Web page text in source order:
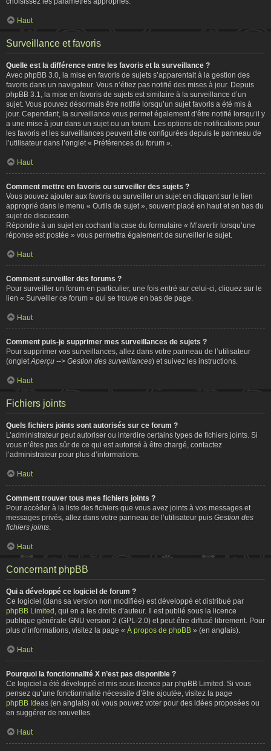
Haut
Surveillance et favoris
Quelle est la différence entre les favoris et la surveillance ?
Avec phpBB 3.0, la mise en favoris de sujets s’apparentait à la gestion des
favoris dans un navigateur. Vous n’étiez pas notifié des mises à jour. Depuis
phpBB 3.1, la mise en favoris de sujets est similaire à la surveillance d’un
sujet. Vous pouvez désormais être notifié lorsqu’un sujet favoris a été mis à
jour. Cependant, la surveillance vous permet également d’être notifié lorsqu’il y
a une mise à jour dans un sujet ou un forum. Les options de notifications pour
les favoris et les surveillances peuvent être configurées depuis le panneau de
l’utilisateur dans l’onglet « Préférences du forum ».
Haut
Comment mettre en favoris ou surveiller des sujets ?
Vous pouvez ajouter aux favoris ou surveiller un sujet en cliquant sur le lien
approprié dans le menu « Outils de sujet », souvent placé en haut et en bas du
sujet de discussion.
Répondre à un sujet en cochant la case du formulaire « M’avertir lorsqu’une
réponse est postée » vous permettra également de surveiller le sujet.
Haut
Comment surveiller des forums ?
Pour surveiller un forum en particulier, une fois entré sur celui-ci, cliquez sur le
lien « Surveiller ce forum » qui se trouve en bas de page.
Haut
Comment puis-je supprimer mes surveillances de sujets ?
Pour supprimer vos surveillances, allez dans votre panneau de l’utilisateur
(onglet Aperçu --> Gestion des surveillances) et suivez les instructions.
Haut
Fichiers joints
Quels fichiers joints sont autorisés sur ce forum ?
L’administrateur peut autoriser ou interdire certains types de fichiers joints. Si
vous n’êtes pas sûr de ce qui est autorisé à être chargé, contactez
l’administrateur pour plus d’informations.
Haut
Comment trouver tous mes fichiers joints ?
Pour accéder à la liste des fichiers que vous avez joints à vos messages et
messages privés, allez dans votre panneau de l’utilisateur puis Gestion des
fichiers joints
Haut
Concernant phpBB
Qui a développé ce logiciel de forum ?
Ce logiciel (dans sa version non modifiée) est développé et distribué par
phpBB Limited , qui en a les droits d’auteur. Il est publié sous la licence
publique générale GNU version 2 (GPL-2.0) et peut être diffusé librement. Pour
plus d’informations, visitez la page « À propos de phpBB » (en anglais).
Haut
Pourquoi la fonctionnalité X n’est pas disponible ?
Ce logiciel a été développé et mis sous licence par phpBB Limited. Si vous
pensez qu’une fonctionnalité nécessite d’être ajoutée, visitez la page
phpBB Ideas (en anglais) où vous pouvez voter pour des idées proposées ou
en suggérer de nouvelles.
Haut